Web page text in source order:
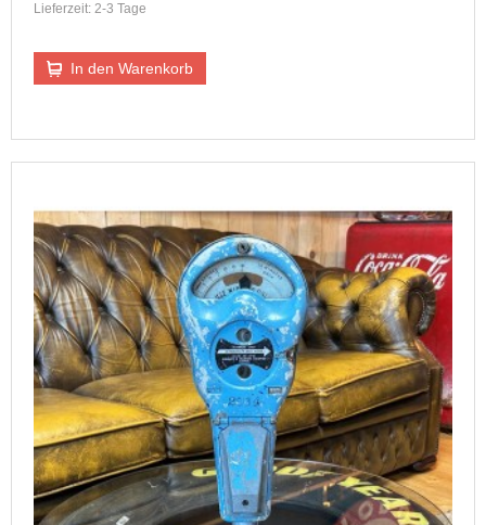
Lieferzeit: 2-3 Tage
In den Warenkorb